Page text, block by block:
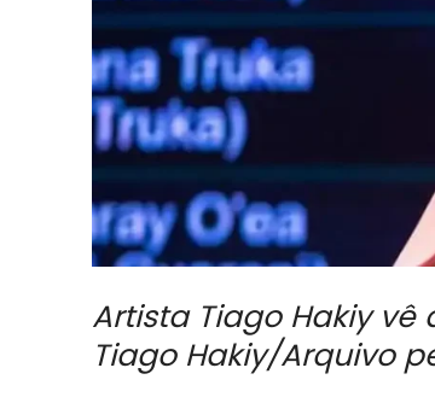
Artista Tiago Hakiy
Tiago Hakiy/Arquivo